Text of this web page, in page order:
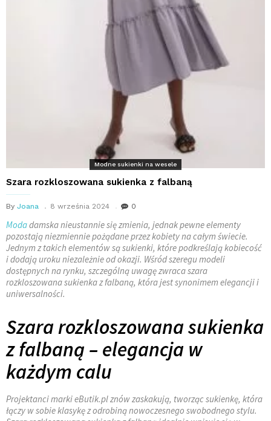
Modne sukienki na wesele
Szara rozkloszowana sukienka z falbaną
By Joana 8 września 2024 0
Modadamska nieustannie się zmienia, jednak pewne elementy
pozostają niezmiennie pożądane przez kobiety na całym świecie.
Jednym z takich elementów są sukienki, które podkreślają kobiecość
i dodają uroku niezależnie od okazji. Wśród szeregu modeli
dostępnych na rynku, szczególną uwagę zwraca szara
rozkloszowana sukienka z falbaną, która jest synonimem elegancji i
uniwersalności.
Szara rozkloszowana sukienka
z falbaną – elegancja w
każdym calu
Projektanci marki eButik.pl znów zaskakują, tworząc sukienkę, która
łączy w sobie klasykę z odrobiną nowoczesnego swobodnego stylu.